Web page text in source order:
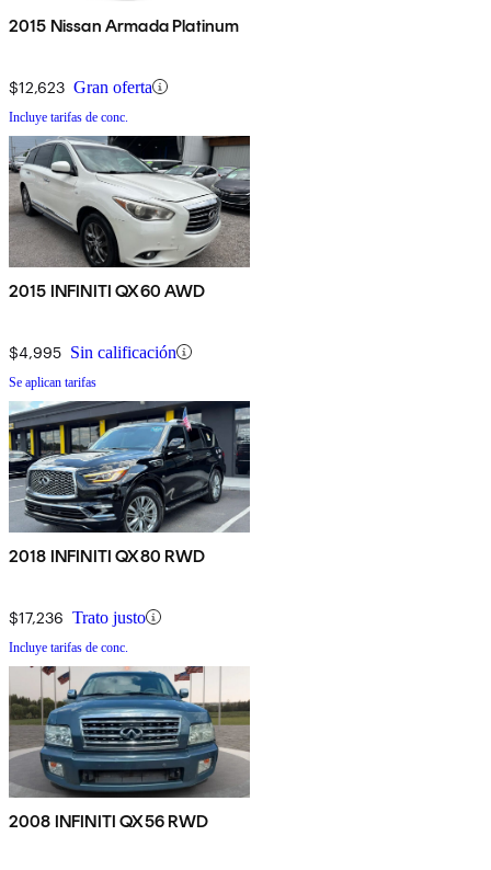
2015 Nissan Armada Platinum
$12,623 Gran oferta
Incluye tarifas de conc.
2015 INFINITI QX60 AWD
$4,995 Sin calificación
Se aplican tarifas
2018 INFINITI QX80 RWD
$17,236 Trato justo
Incluye tarifas de conc.
2008 INFINITI QX56 RWD